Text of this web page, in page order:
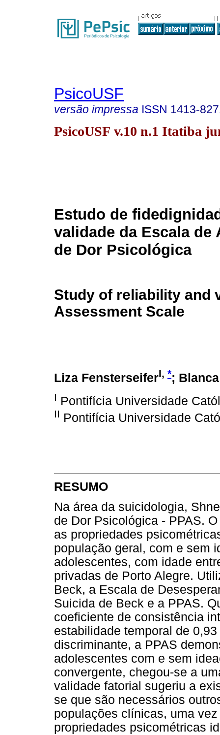
PsicoUSF
versão impressa ISSN 1413-
PsicoUSF v.10 n.1 Itatiba
Estudo de
validade da Escala de
de Dor Psicológica
Study of reliability and
Assessment Scale
Liza FensterseiferI, *;
I Pontifícia Universidade
II Pontifícia Universidade
RESUMO
Na área da suicidologia,
de Dor Psicológica - PPAS.
as propriedades
população geral, com e sem
adolescentes, com idade
privadas de Porto Alegre.
Beck, a Escala de
Suicida de Beck e a PPAS.
coeficiente de consistência
estabilidade temporal de 0,93
discriminante, a PPAS
adolescentes com e sem
convergente, chegou-se a
validade fatorial sugeriu a
se que são necessários
populações clínicas, uma
propriedades psicométricas